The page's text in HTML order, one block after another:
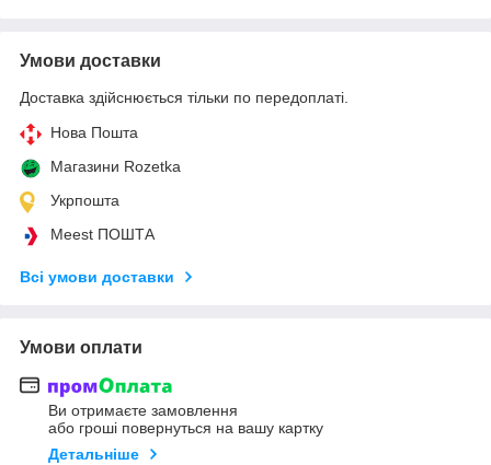
Умови доставки
Доставка здійснюється тільки по передоплаті.
Нова Пошта
Магазини Rozetka
Укрпошта
Meest ПОШТА
Всі умови доставки
Умови оплати
Ви отримаєте замовлення
або гроші повернуться на вашу картку
Детальніше